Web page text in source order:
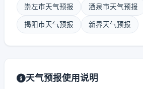
崇左市天气预报 酒泉市天气预报
揭阳市天气预报 新界天气预报
天气预报使用说明